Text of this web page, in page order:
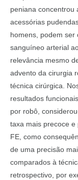
peniana concentrou
acessórias
homens, podem ser
sanguíneo arterial
relevância mesmo
advento da cirurgia
técnica cirúrgica.
resultados
por robô,
taxa mais precoce
FE, como
de uma precisão
comparados à
retrospectivo, por